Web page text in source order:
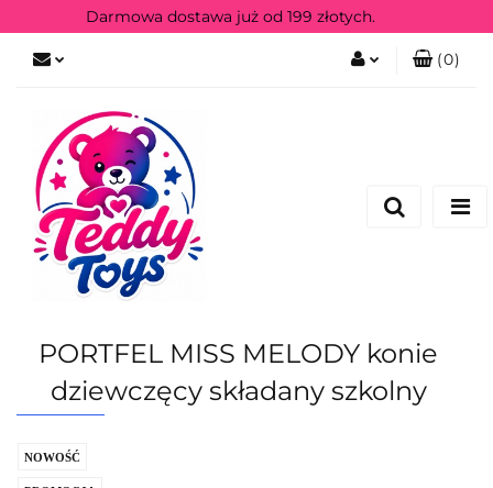
Darmowa dostawa już od 199 złotych.
(0)
PORTFEL MISS MELODY konie
dziewczęcy składany szkolny
NOWOŚĆ